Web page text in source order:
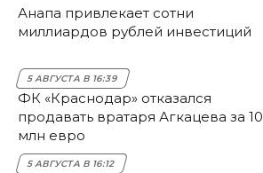
Анапа привлекает сотни
миллиардов рублей инвестиций
5 АВГУСТА В 16:39
ФК «Краснодар» отказался
продавать вратаря Агкацева за 10
млн евро
5 АВГУСТА В 16:12